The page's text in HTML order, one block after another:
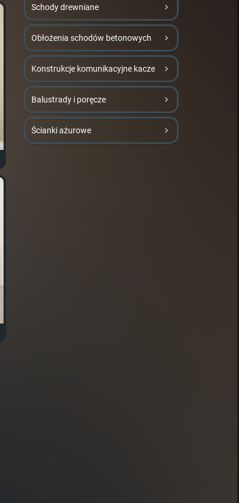
Schody drewniane
Obłożenia schodów betonowych
Konstrukcje komunikacyjne kacze
Balustrady i poręcze
Ścianki ażurowe